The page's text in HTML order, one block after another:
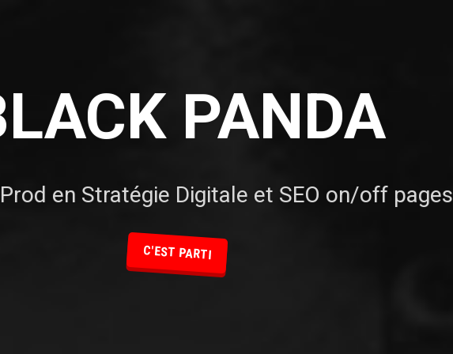
PANDA
en Stratégie Digitale et SEO on/off pages
C'EST PARTI